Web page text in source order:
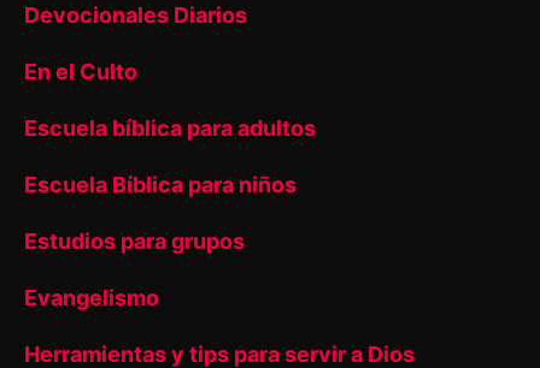
Devocionales Diarios
En el Culto
Escuela bíblica para adultos
Escuela Bíblica para niños
Estudios para grupos
Evangelismo
Herramientas y tips para servir a Dios